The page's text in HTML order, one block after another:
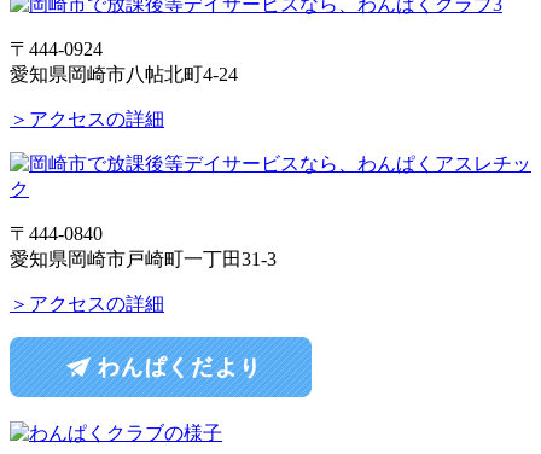
〒444-0924
愛知県岡崎市八帖北町4-24
＞アクセスの詳細
〒444-0840
愛知県岡崎市戸崎町一丁田31-3
＞アクセスの詳細